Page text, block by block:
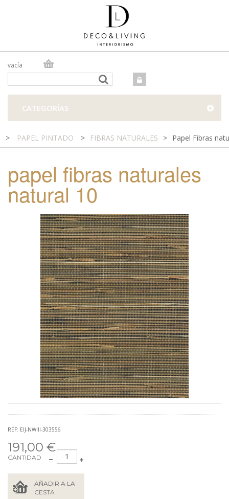
vacía
TIENDA FÍSICA
CATEGORÍAS
> PAPEL PINTADO > FIBRAS NATURALES > Papel Fibras
papel fibras naturales
natural 10
REF: EIJ-NWIII-303556
191,00 €
CANTIDAD
AÑADIR A LA
CESTA